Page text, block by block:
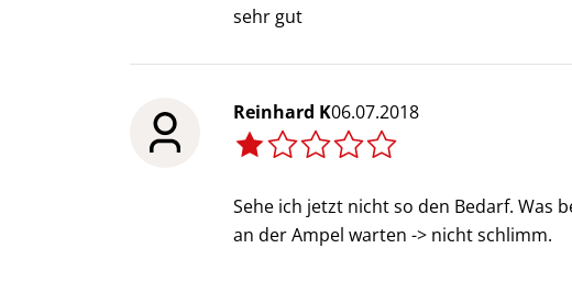
sehr gut
Reinhard K06.07.2018
Sehe ich jetzt nicht so den Bedarf. Was
an der Ampel warten -> nicht schlimm.